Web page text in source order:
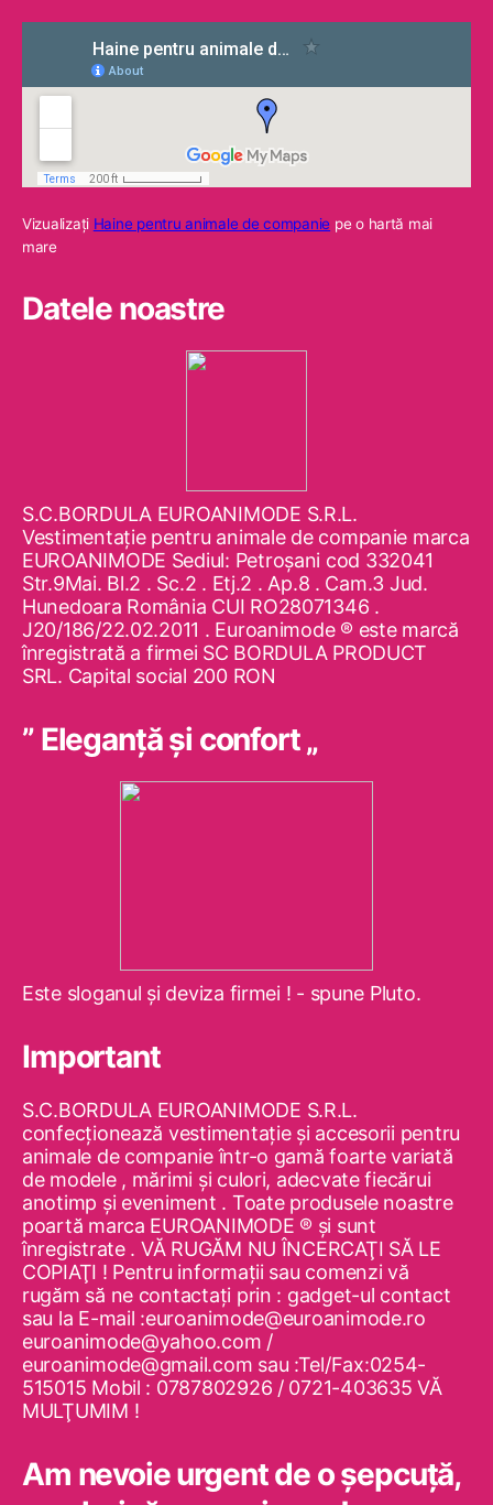
Vizualizaţi Haine pentru animale de companie pe o hartă mai
mare
Datele noastre
S.C.BORDULA EUROANIMODE S.R.L.
Vestimentaţie pentru animale de companie marca
EUROANIMODE Sediul: Petroşani cod 332041
Str.9Mai. Bl.2 . Sc.2 . Etj.2 . Ap.8 . Cam.3 Jud.
Hunedoara România CUI RO28071346 .
J20/186/22.02.2011 . Euroanimode ® este marcă
înregistrată a firmei SC BORDULA PRODUCT
SRL. Capital social 200 RON
” Eleganţă şi confort „
Este sloganul şi deviza firmei ! - spune Pluto.
Important
S.C.BORDULA EUROANIMODE S.R.L.
confecţionează vestimentaţie şi accesorii pentru
animale de companie într-o gamă foarte variată
de modele , mărimi şi culori, adecvate fiecărui
anotimp şi eveniment . Toate produsele noastre
poartă marca EUROANIMODE ® şi sunt
înregistrate . VĂ RUGĂM NU ÎNCERCAŢI SĂ LE
COPIAŢI ! Pentru informaţii sau comenzi vă
rugăm să ne contactaţi prin : gadget-ul contact
sau la E-mail :euroanimode@euroanimode.ro
euroanimode@yahoo.com /
euroanimode@gmail.com sau :Tel/Fax:0254-
515015 Mobil : 0787802926 / 0721-403635 VĂ
MULŢUMIM !
Am nevoie urgent de o şepcuţă,